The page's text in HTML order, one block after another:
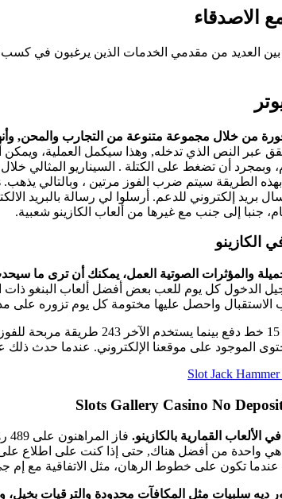
الاصدقاء
من خلال مجموعة متنوعة من التجارب والمحن,
عبر النص الذي تدخله, وهذا سيكمل العملية،
وبمجرد أن تضغط على الكتلة . السيناريو
بريد إلكتروني للدعم. أرسلوا لي رسالة
الكازينو
والمؤثرات الصوتية العمل، يمكنك أن ترى ما
الدخول كل يوم للعب بعض أفضل ألعاب البنغو
الاستقبال واحصل عليها مختومة كل يوم تزوره
واحد من هؤلاء يلعب أكثر
الموجود على موقعنا الإلكتروني. عندما حدث
Slot Jack
Slots Gallery Casino No
الألعاب القمارية بالكازينو.
ترحيب هي واحدة من أفضل هناك, حتى إذا كنت على
تكون على خطوط الرهان، مثل الاتفاقية مع إم
ديه سلبيات مثل المكافآت محدودة والترقيات